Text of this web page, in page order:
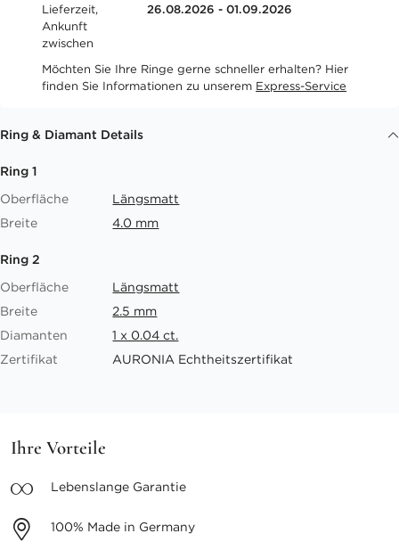
Lieferzeit,
Ankunft
zwischen
26.08.2026 - 01.09.2026
Möchten Sie Ihre Ringe gerne schneller erhalten? Hier
finden Sie Informationen zu unserem Express-Service
Ring & Diamant Details
Ring 1
Oberfläche
Längsmatt
Breite
4.0 mm
Ring 2
Oberfläche
Längsmatt
Breite
2.5 mm
Diamanten
1 x 0.04 ct.
Zertifikat
AURONIA Echtheitszertifikat
Ihre Vorteile
Lebenslange Garantie
100% Made in Germany